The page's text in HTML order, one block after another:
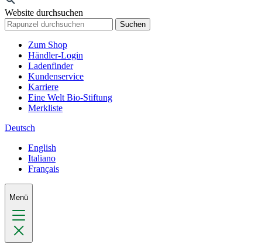
Website durchsuchen
Suchen
Zum Shop
Händler-Login
Ladenfinder
Kundenservice
Karriere
Eine Welt Bio-Stiftung
Merkliste
Deutsch
English
Italiano
Français
Menü